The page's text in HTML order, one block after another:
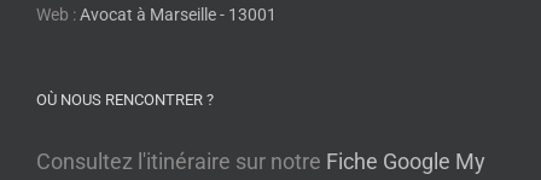
Web :Avocat à Marseille - 13001
OÙ NOUS RENCONTRER ?
Consultez l'itinéraire sur notre Fiche Google My